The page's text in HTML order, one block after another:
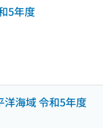
5年度
海域 令和5年度